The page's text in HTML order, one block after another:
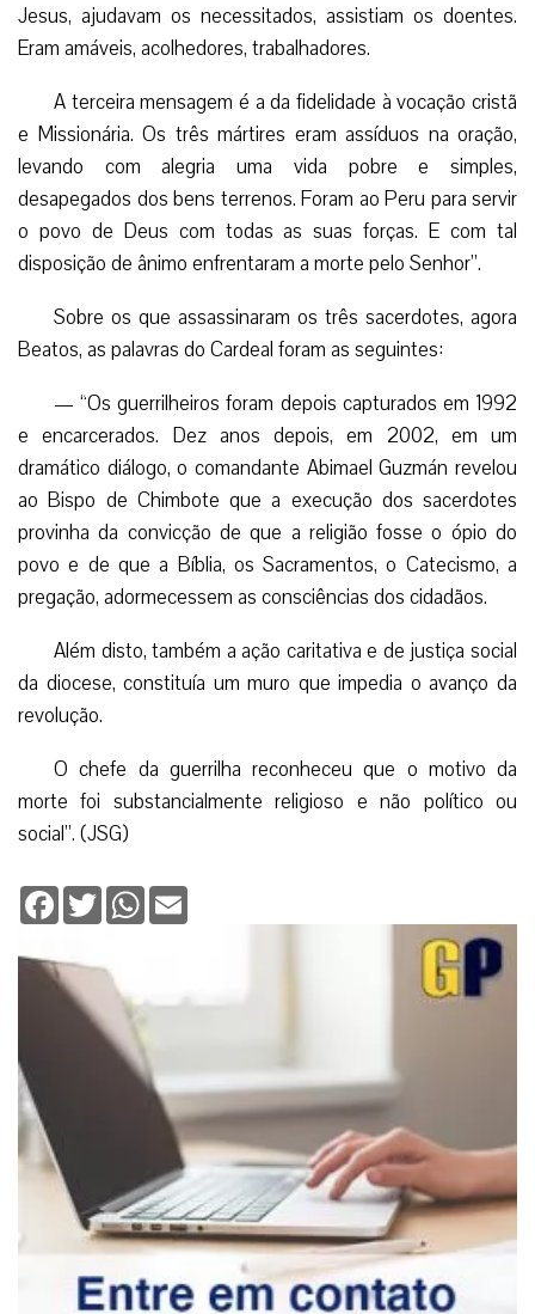
Jesus, ajudavam os necessitados, assistiam os doentes.
Eram amáveis, acolhedores, trabalhadores.
A terceira mensagem é a da fidelidade à vocação cristã
e Missionária. Os três mártires eram assíduos na oração,
levando com alegria uma vida pobre e simples,
desapegados dos bens terrenos. Foram ao Peru para servir
o povo de Deus com todas as suas forças. E com tal
disposição de ânimo enfrentaram a morte pelo Senhor”.
Sobre os que assassinaram os três sacerdotes, agora
Beatos, as palavras do Cardeal foram as seguintes:
— “Os guerrilheiros foram depois capturados em 1992
e encarcerados. Dez anos depois, em 2002, em um
dramático diálogo, o comandante Abimael Guzmán revelou
ao Bispo de Chimbote que a execução dos sacerdotes
provinha da convicção de que a religião fosse o ópio do
povo e de que a Bíblia, os Sacramentos, o Catecismo, a
pregação, adormecessem as consciências dos cidadãos.
Além disto, também a ação caritativa e de justiça social
da diocese, constituía um muro que impedia o avanço da
revolução.
O chefe da guerrilha reconheceu que o motivo da
morte foi substancialmente religioso e não político ou
social”. (JSG)
Facebook
TwitterWhatsApp